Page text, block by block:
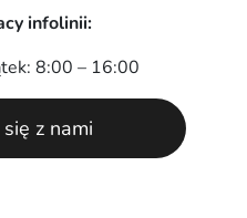
infolinii:
8:00 – 16:00
z nami